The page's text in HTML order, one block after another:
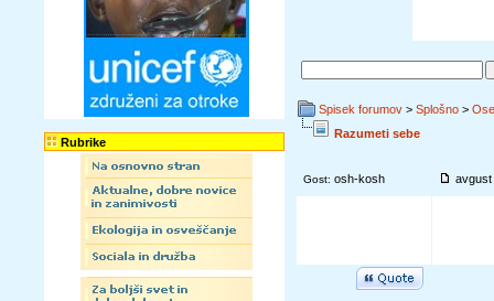
Rubrike
Spisek forumov > Splošno >
Razumeti sebe
Gost: osh-kosh